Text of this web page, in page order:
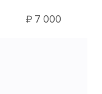
₽ 7 000